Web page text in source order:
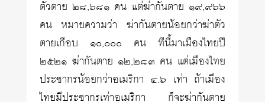
ตัวตาย ๒๘,๖๘๑ คน แต่ฆ่ากันตาย ๑๙,๙๖๖
คน หมายความว่า ฆ่ากันตายน้อยกว่าฆ่าตัว
ตายเกือบ ๑๐,๐๐๐ คน ทีนี้มาเมืองไทยปี
๒๕๒๑ ฆ่ากันตาย ๑๒,๒๘๓ คน แต่เมืองไทย
ประชากรน้อยกว่าอเมริกา ๔.๖ เท่า ถ้าเมือง
ไทยมีประชากรเท่าอเมริกา ก็จะฆ่ากันตาย